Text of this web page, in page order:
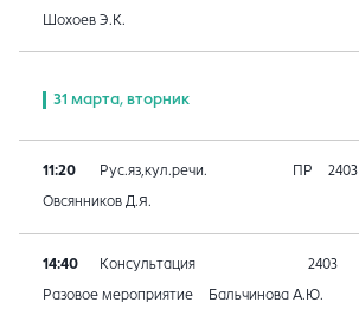
Шохоев Э.К.
31 марта, вторник
11:20 Рус.яз,кул.речи. ПР 2403
Овсянников Д.Я.
14:40 Консультация 2403
Разовое мероприятие Бальчинова А.Ю.